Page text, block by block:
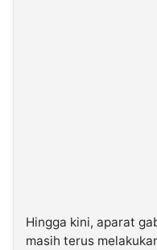
Hingga kini, aparat
masih terus